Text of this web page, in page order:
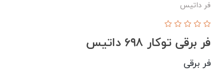
فر داتيس
فر برقی توکار ۶۹۸ داتیس
فر برقی